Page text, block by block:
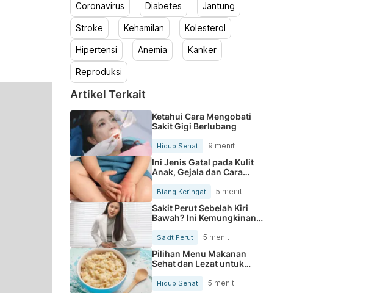
Coronavirus Diabetes Jantung
Stroke Kehamilan Kolesterol
Hipertensi Anemia Kanker
Reproduksi
Artikel Terkait
Ketahui Cara Mengobati
Sakit Gigi Berlubang
Hidup Sehat 9 menit
Ini Jenis Gatal pada Kulit
Anak, Gejala dan Cara
Mengobatinya
Biang Keringat 5 menit
Sakit Perut Sebelah Kiri
Bawah? Ini Kemungkinan
Sakit Perut 5 menit
Pilihan Menu Makanan
Sehat dan Lezat untuk
Mengurangi Kolesterol
Hidup Sehat 5 menit